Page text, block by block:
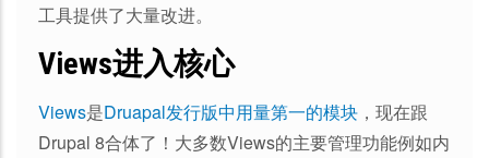
工具提供了大量改进。
Views进入核心
Views是Druapal发行版中用量第一的模块 ，现在跟
Drupal 8合体了！大多数Views的主要管理功能例如内